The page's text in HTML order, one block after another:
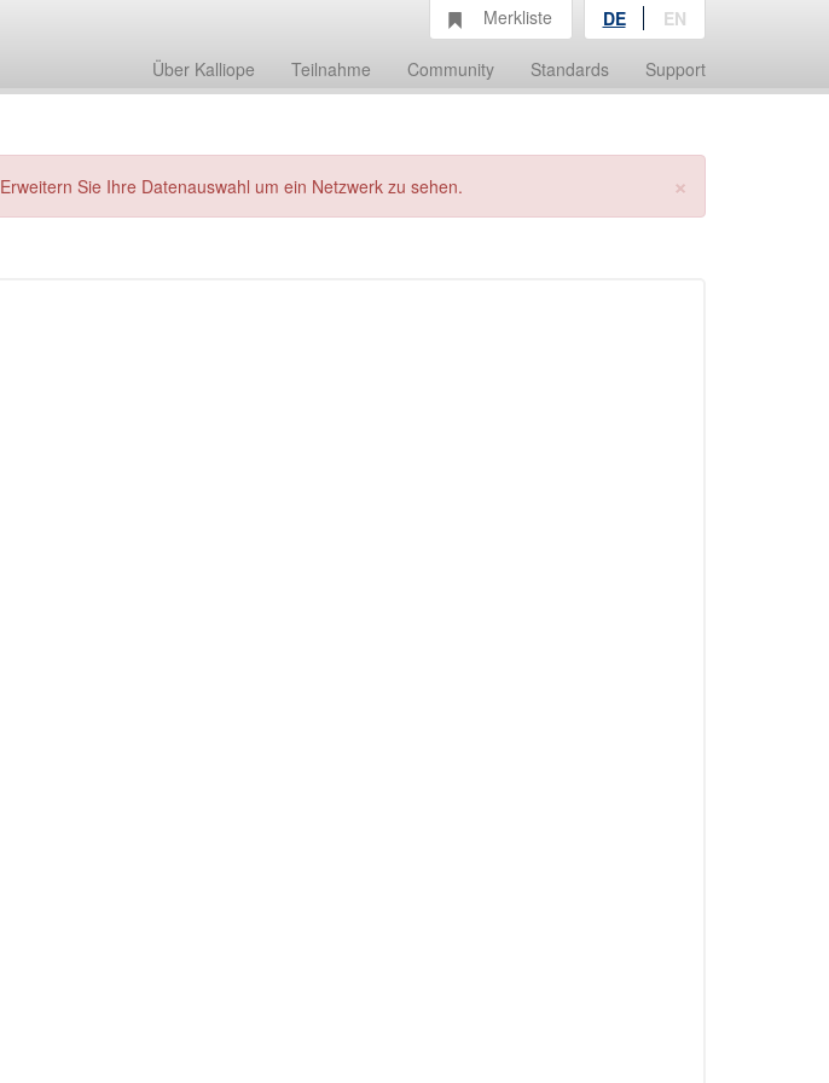
Über Kalliope Teilnahme Community Standards Support
Merkliste DE EN
×
Erweitern Sie Ihre Datenauswahl um ein Netzwerk zu sehen.